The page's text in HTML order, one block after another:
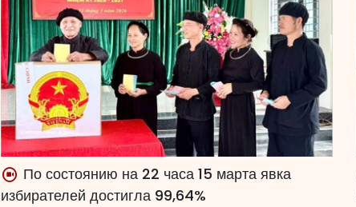
По состоянию на 22 часа 15 марта явка
избирателей достигла 99,64%